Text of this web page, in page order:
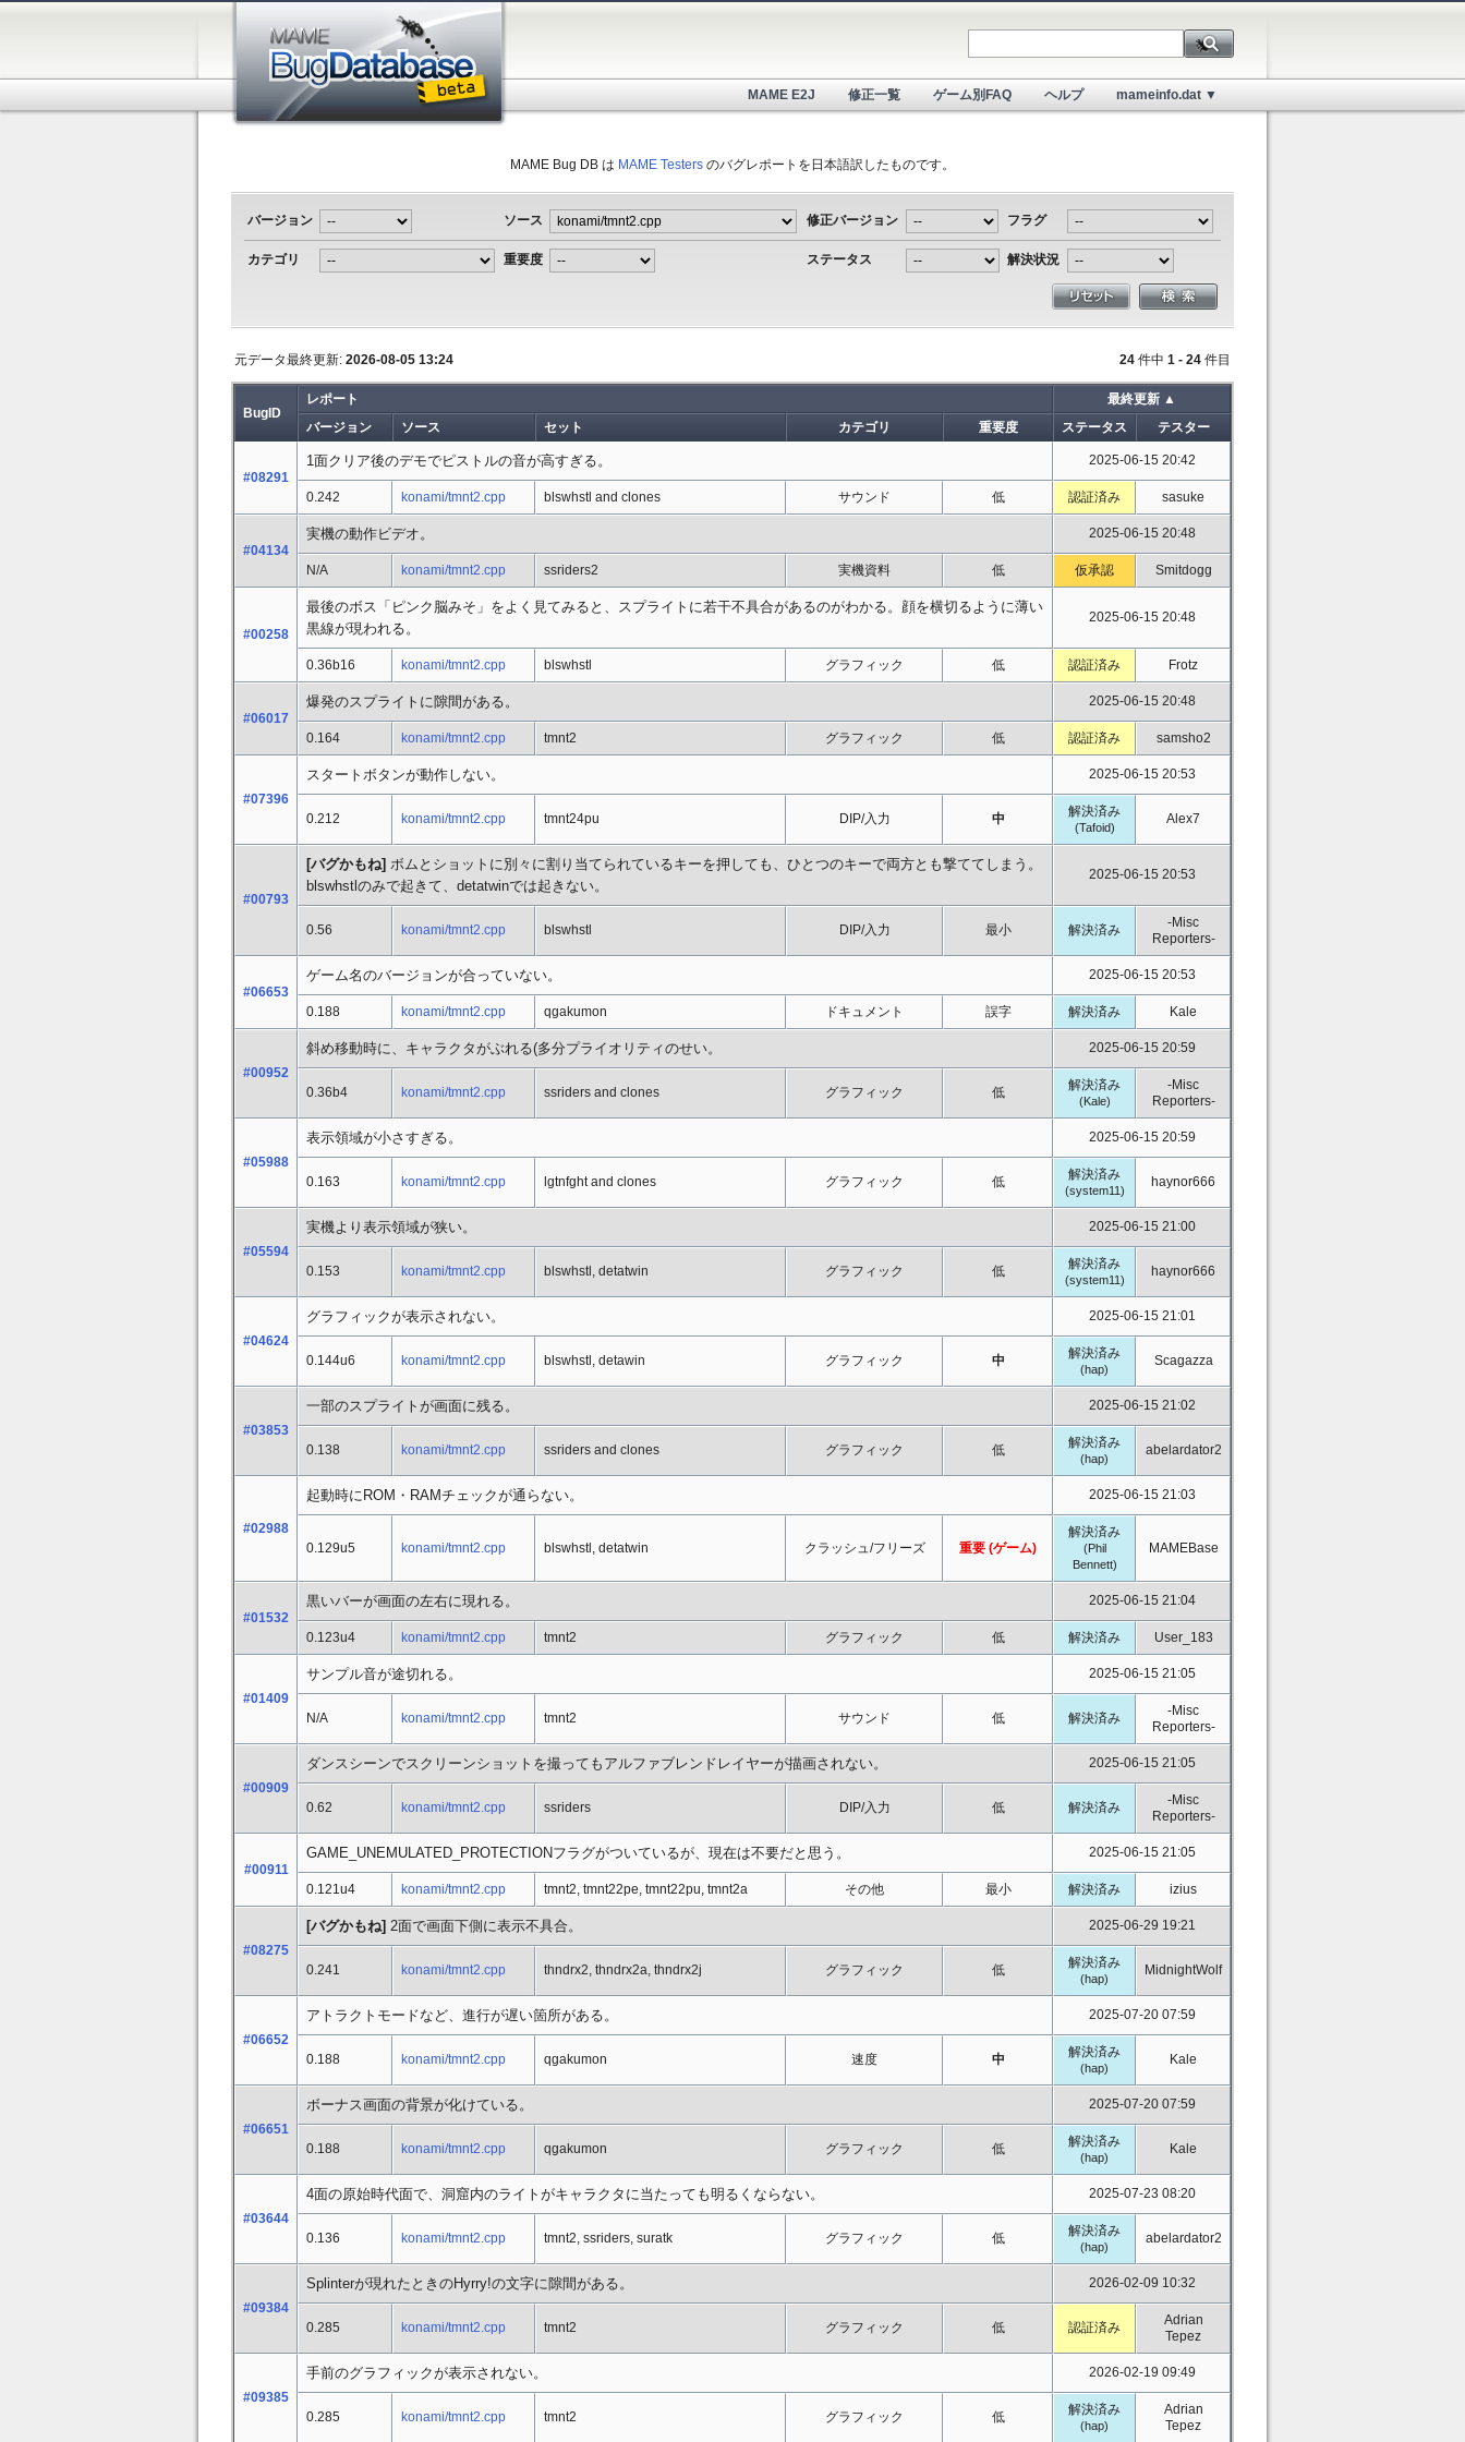
MAME E2J 修正一覧 ゲーム別FAQ ヘルプ mameinfo.dat ▼
MAME Bug DB は MAME Testers のバグレポートを日本語訳したものです。
バージョン ソース 修正バージョン フラグ
カテゴリ 重要度 ステータス 解決状況
24 件中 1 - 24 件目
元データ最終更新: 2026-08-05 13:24
BugID
レポート
最終更新 ▲
バージョン
ソース セット カテゴリ 重要度 ステータス テスター
#08291
1面クリア後のデモでピストルの音が高すぎる。 2025-06-15 20:42
0.242 konami/tmnt2.cpp blswhstl and clones サウンド 低 認証済み sasuke
#04134
実機の動作ビデオ。 2025-06-15 20:48
N/A konami/tmnt2.cpp ssriders2 実機資料 低 仮承認 Smitdogg
#00258
最後のボス「ピンク脳みそ」をよく見てみると、スプライトに若干不具合があるのがわかる。顔を横切るように薄い
黒線が現われる。
2025-06-15 20:48
0.36b16 konami/tmnt2.cpp blswhstl グラフィック 低 認証済み Frotz
#06017
爆発のスプライトに隙間がある。 2025-06-15 20:48
0.164 konami/tmnt2.cpp tmnt2 グラフィック 低 認証済み samsho2
#07396
スタートボタンが動作しない。 2025-06-15 20:53
0.212 konami/tmnt2.cpp tmnt24pu DIP/入力 中 解決済み
(Tafoid)
Alex7
#00793
[バグかもね] ボムとショットに別々に割り当てられているキーを押しても、ひとつのキーで両方とも撃ててしまう。
blswhstlのみで起きて、detatwinでは起きない。
2025-06-15 20:53
0.56 konami/tmnt2.cpp blswhstl DIP/入力 最小 解決済み
-Misc
Reporters-
#06653
ゲーム名のバージョンが合っていない。 2025-06-15 20:53
0.188 konami/tmnt2.cpp qgakumon ドキュメント 誤字 解決済み Kale
#00952
斜め移動時に、キャラクタがぶれる(多分プライオリティのせい。 2025-06-15 20:59
0.36b4 konami/tmnt2.cpp ssriders and clones グラフィック 低 解決済み
(Kale)
-Misc
Reporters-
#05988
表示領域が小さすぎる。 2025-06-15 20:59
0.163 konami/tmnt2.cpp lgtnfght and clones グラフィック 低 解決済み
(system11)
haynor666
#05594
実機より表示領域が狭い。 2025-06-15 21:00
0.153 konami/tmnt2.cpp blswhstl, detatwin グラフィック 低 解決済み
(system11)
haynor666
#04624
グラフィックが表示されない。 2025-06-15 21:01
0.144u6 konami/tmnt2.cpp blswhstl, detawin グラフィック 中 解決済み
(hap)
Scagazza
#03853
一部のスプライトが画面に残る。 2025-06-15 21:02
0.138 konami/tmnt2.cpp ssriders and clones グラフィック 低 解決済み
(hap)
abelardator2
#02988
起動時にROM・RAMチェックが通らない。 2025-06-15 21:03
0.129u5 konami/tmnt2.cpp blswhstl, detatwin クラッシュ/フリーズ 重要 (ゲーム)
解決済み
(Phil
Bennett)
MAMEBase
#01532
黒いバーが画面の左右に現れる。 2025-06-15 21:04
0.123u4 konami/tmnt2.cpp tmnt2 グラフィック 低 解決済み User_183
#01409
サンプル音が途切れる。 2025-06-15 21:05
N/A konami/tmnt2.cpp tmnt2 サウンド 低 解決済み
-Misc
Reporters-
#00909
ダンスシーンでスクリーンショットを撮ってもアルファブレンドレイヤーが描画されない。 2025-06-15 21:05
0.62 konami/tmnt2.cpp ssriders DIP/入力 低 解決済み
-Misc
Reporters-
#00911
GAME_UNEMULATED_PROTECTIONフラグがついているが、現在は不要だと思う。 2025-06-15 21:05
0.121u4 konami/tmnt2.cpp tmnt2, tmnt22pe, tmnt22pu, tmnt2a その他 最小 解決済み izius
#08275
[バグかもね] 2面で画面下側に表示不具合。 2025-06-29 19:21
0.241 konami/tmnt2.cpp thndrx2, thndrx2a, thndrx2j グラフィック 低 解決済み
(hap)
MidnightWolf
#06652
アトラクトモードなど、進行が遅い箇所がある。 2025-07-20 07:59
0.188 konami/tmnt2.cpp qgakumon 速度 中 解決済み
(hap)
Kale
#06651
ボーナス画面の背景が化けている。 2025-07-20 07:59
0.188 konami/tmnt2.cpp qgakumon グラフィック 低 解決済み
(hap)
Kale
#03644
4面の原始時代面で、洞窟内のライトがキャラクタに当たっても明るくならない。 2025-07-23 08:20
0.136 konami/tmnt2.cpp tmnt2, ssriders, suratk グラフィック 低 解決済み
(hap)
abelardator2
#09384
Splinterが現れたときのHyrry!の文字に隙間がある。 2026-02-09 10:32
0.285 konami/tmnt2.cpp tmnt2 グラフィック 低 認証済み
Adrian
Tepez
#09385
手前のグラフィックが表示されない。 2026-02-19 09:49
0.285 konami/tmnt2.cpp tmnt2 グラフィック 低 解決済み
(hap)
Adrian
Tepez